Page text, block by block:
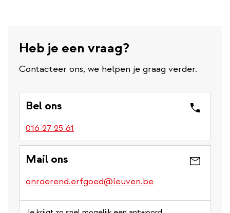
Heb je een vraag?
Contacteer ons, we helpen je graag verder.
Bel ons
016 27 25 61
Mail ons
onroerend.erfgoed@leuven.be